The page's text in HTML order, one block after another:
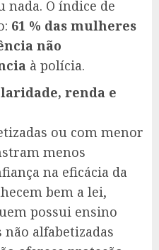
nada. O índice de
61 % das mulheres
não
à polícia.
renda e
ou com menor
menos
na eficácia da
bem a lei,
possui ensino
não alfabetizadas